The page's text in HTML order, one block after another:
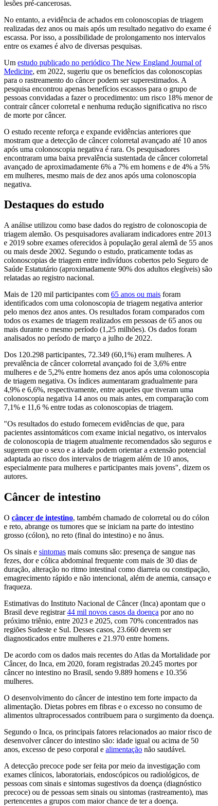
lesões pré-cancerosas.
No entanto, a evidência de achados em colonoscopias de triagem
realizadas dez anos ou mais após um resultado negativo do exame é
escassa. Por isso, a possibilidade de prolongamento nos intervalos
entre os exames é alvo de diversas pesquisas.
Um estudo publicado no periódico The New England Journal of
Medicine, em 2022, sugeriu que os benefícios das colonoscopias
para o rastreamento do câncer podem ser superestimados. A
pesquisa encontrou apenas benefícios escassos para o grupo de
pessoas convidadas a fazer o procedimento: um risco 18% menor de
contrair câncer colorretal e nenhuma redução significativa no risco
de morte por câncer.
O estudo recente reforça e expande evidências anteriores que
mostram que a detecção de câncer colorretal avançado até 10 anos
após uma colonoscopia negativa é rara. Os pesquisadores
encontraram uma baixa prevalência sustentada de câncer colorretal
avançado de aproximadamente 6% a 7% em homens e de 4% a 5%
em mulheres, mesmo mais de dez anos após uma colonoscopia
negativa.
Destaques do estudo
A análise utilizou como base dados do registro de colonoscopia de
triagem alemão. Os pesquisadores avaliaram indicadores entre 2013
e 2019 sobre exames oferecidos à população geral alemã de 55 anos
ou mais desde 2002. Segundo o estudo, praticamente todas as
colonoscopias de triagem entre indivíduos cobertos pelo Seguro de
Saúde Estatutário (aproximadamente 90% dos adultos elegíveis) são
relatadas ao registro nacional.
Mais de 120 mil participantes com 65 anos ou mais foram
identificados com uma colonoscopia de triagem negativa anterior
pelo menos dez anos antes. Os resultados foram comparados com
todos os exames de triagem realizados em pessoas de 65 anos ou
mais durante o mesmo período (1,25 milhões). Os dados foram
analisados no período de março a julho de 2022.
Dos 120.298 participantes, 72.349 (60,1%) eram mulheres. A
prevalência de câncer colorretal avançado foi de 3,6% entre
mulheres e de 5,2% entre homens dez anos após uma colonoscopia
de triagem negativa. Os índices aumentaram gradualmente para
4,9% e 6,6%, respectivamente, entre aqueles que tiveram uma
colonoscopia negativa 14 anos ou mais antes, em comparação com
7,1% e 11,6 % entre todas as colonoscopias de triagem.
"Os resultados do estudo fornecem evidências de que, para
pacientes assintomáticos com exame inicial negativo, os intervalos
de colonoscopia de triagem atualmente recomendados são seguros e
sugerem que o sexo e a idade podem orientar a extensão potencial
adaptada ao risco dos intervalos de triagem além de 10 anos,
especialmente para mulheres e participantes mais jovens", dizem os
autores.
Câncer de intestino
O câncer de intestino, também chamado de colorretal ou do cólon
e reto, abrange os tumores que se iniciam na parte do intestino
grosso (cólon), no reto (final do intestino) e no ânus.
Os sinais e sintomas mais comuns são: presença de sangue nas
fezes, dor e cólica abdominal frequente com mais de 30 dias de
duração, alteração no ritmo intestinal como diarreia ou constipação,
emagrecimento rápido e não intencional, além de anemia, cansaço e
fraqueza.
Estimativas do Instituto Nacional de Câncer (Inca) apontam que o
Brasil deve registrar44 mil novos casos da doença por ano no
próximo triênio, entre 2023 e 2025, com 70% concentrados nas
regiões Sudeste e Sul. Desses casos, 23.660 devem ser
diagnosticados entre mulheres e 21.970 entre homens.
De acordo com os dados mais recentes do Atlas da Mortalidade por
Câncer, do Inca, em 2020, foram registradas 20.245 mortes por
câncer no intestino no Brasil, sendo 9.889 homens e 10.356
mulheres.
O desenvolvimento do câncer de intestino tem forte impacto da
alimentação. Dietas pobres em fibras e o excesso no consumo de
alimentos ultraprocessados contribuem para o surgimento da doença.
Segundo o Inca, os principais fatores relacionados ao maior risco de
desenvolver câncer do intestino são: idade igual ou acima de 50
anos, excesso de peso corporal e alimentação não saudável.
A detecção precoce pode ser feita por meio da investigação com
exames clínicos, laboratoriais, endoscópicos ou radiológicos, de
pessoas com sinais e sintomas sugestivos da doença (diagnóstico
precoce) ou de pessoas sem sinais ou sintomas (rastreamento), mas
pertencentes a grupos com maior chance de ter a doença.